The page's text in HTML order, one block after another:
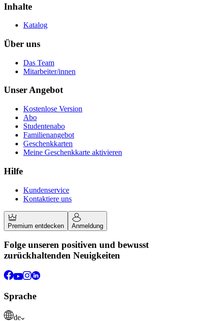
Inhalte
Katalog
Über uns
Das Team
Mitarbeiter/innen
Unser Angebot
Kostenlose Version
Abo
Studentenabo
Familienangebot
Geschenkkarten
Meine Geschenkkarte aktivieren
Hilfe
Kundenservice
Kontaktiere uns
Premium entdecken Anmeldung
Folge unseren positiven und bewusst
zurückhaltenden Neuigkeiten
Sprache
de